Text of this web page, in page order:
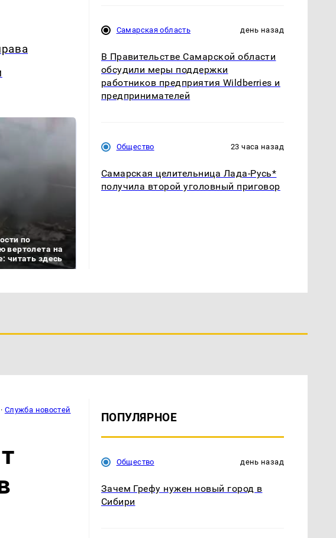
по
вертолета на
читать здесь
Самарская область день назад
В Правительстве Самарской области
обсудили меры поддержки
работников предприятия Wildberries и
предпринимателей
Общество 23 часа назад
Самарская целительница Лада-Русь*
получила второй уголовный приговор
· Служба новостей
ПОПУЛЯРНОЕ
Общество день назад
Зачем Грефу нужен новый город в
Сибири